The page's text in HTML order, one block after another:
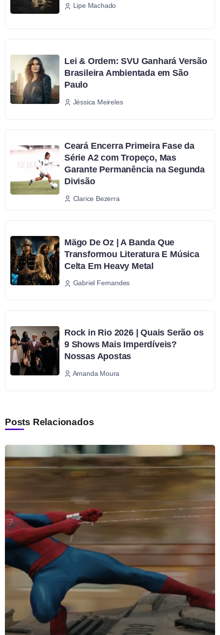
Lipe Machado
Lei & Ordem: SVU Ganhará Versão
Brasileira Ambientada em São
Paulo
Jéssica Meireles
Ceará Encerra Primeira Fase da
Série A2 com Tropeço, Mas
Garante Permanência na Segunda
Divisão
Clarice Bezerra
Mägo De Oz | A Banda Que
Transformou Literatura E Música
Celta Em Heavy Metal
Gabriel Fernandes
Rock in Rio 2026 | Quais Serão os
9 Shows Mais Imperdíveis?
Nossas Apostas
Amanda Moura
Posts Relacionados